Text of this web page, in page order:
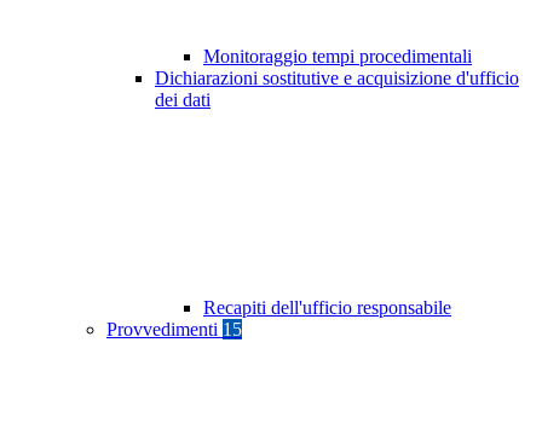
Monitoraggio tempi procedimentali
Dichiarazioni sostitutive e acquisizione d'ufficio
dei dati
Recapiti dell'ufficio responsabile
Provvedimenti 15